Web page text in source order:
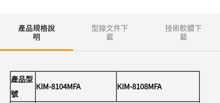
產品規格說
明
型錄文件下
載
技術軟體下
載
產品型
號
KIM-8104MFA KIM-8108MFA